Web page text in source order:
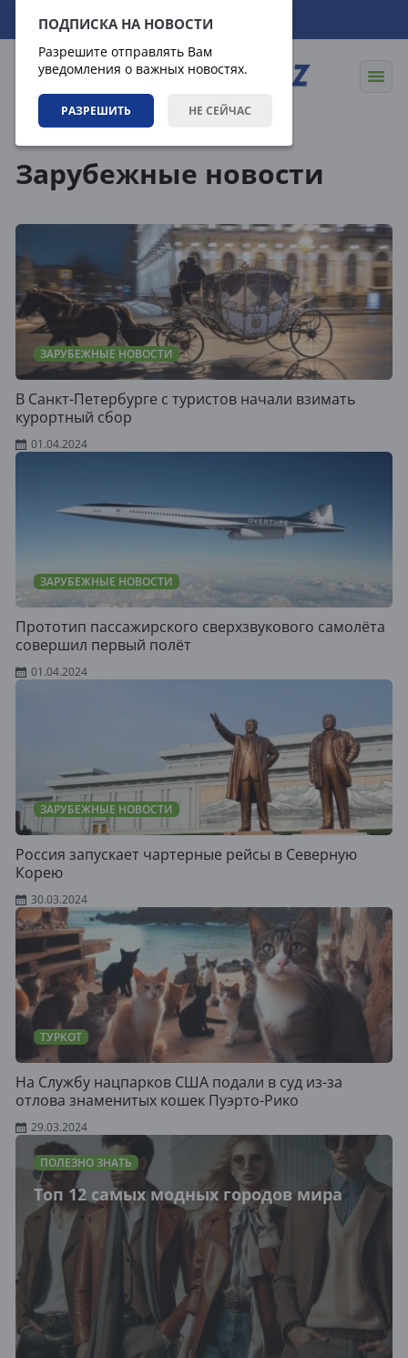
ПОДПИСКА НА НОВОСТИ
Разрешите отправлять Вам
уведомления о важных новостях.
РАЗРЕШИТЬ НЕ СЕЙЧАС
07.08.2026 15:43:31
Зарубежные новости
ЗАРУБЕЖНЫЕ НОВОСТИ
В Санкт-Петербурге с туристов начали взимать
курортный сбор
01.04.2024
ЗАРУБЕЖНЫЕ НОВОСТИ
Прототип пассажирского сверхзвукового самолёта
совершил первый полёт
01.04.2024
ЗАРУБЕЖНЫЕ НОВОСТИ
Россия запускает чартерные рейсы в Северную
Корею
30.03.2024
ТУРКОТ
На Службу нацпарков США подали в суд из-за
отлова знаменитых кошек Пуэрто-Рико
29.03.2024
ПОЛЕЗНО ЗНАТЬ
Топ 12 самых модных городов мира